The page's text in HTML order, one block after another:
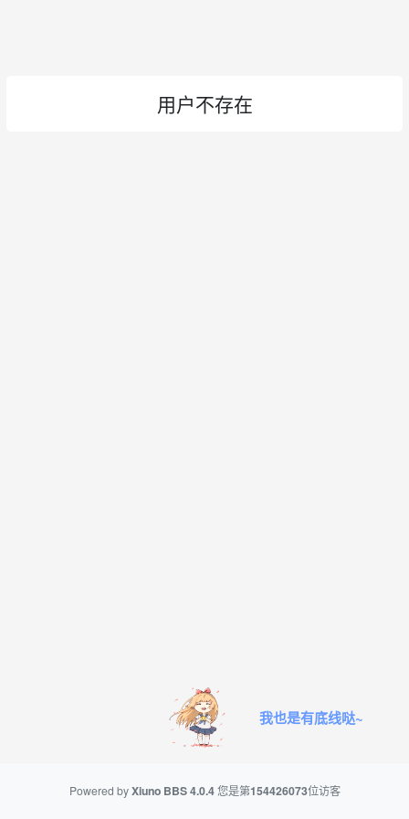
用户不存在
我也是有底线哒~
Powered byXiuno BBS4.0.4 您是第154426073位访客